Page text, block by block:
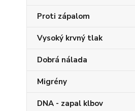
Proti zápalom
Vysoký krvný tlak
Dobrá nálada
Migrény
DNA - zapal klbov